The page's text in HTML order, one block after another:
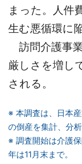
まった。人件
生む悪循環に
訪問介護事
厳しさを増し
される。
※ 本調査は、日本
の倒産を集計、分析
※ 調査開始は介護
年は11月末まで。